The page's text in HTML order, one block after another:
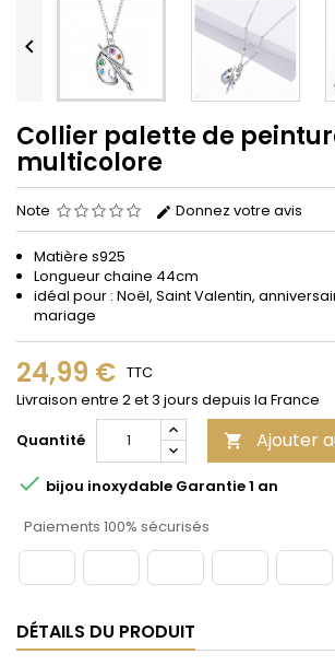

Collier palette de
multicolore
Note Donnez votre avis
Matière s925
Longueur chaine 44cm
idéal pour : Noël, Saint Valentin,
mariage
24,99 € TTC
Livraison entre 2 et 3 jours depuis la France
Quantité
 Ajouter
 bijou inoxydable Garantie 1 an
Paiements 100% sécurisés
DÉTAILS DU PRODUIT